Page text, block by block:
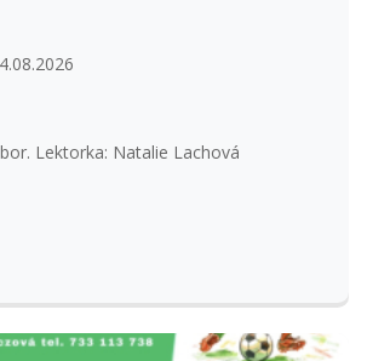
Viz Plakátek na tábor. Lektorka: Natalie Lachová